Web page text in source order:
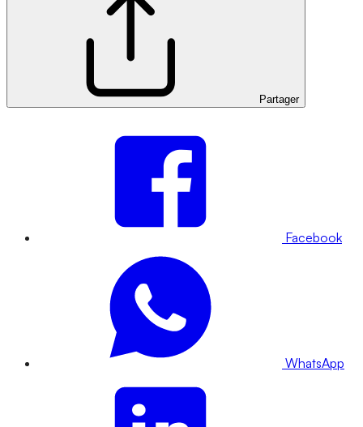
Partager
Facebook
WhatsApp